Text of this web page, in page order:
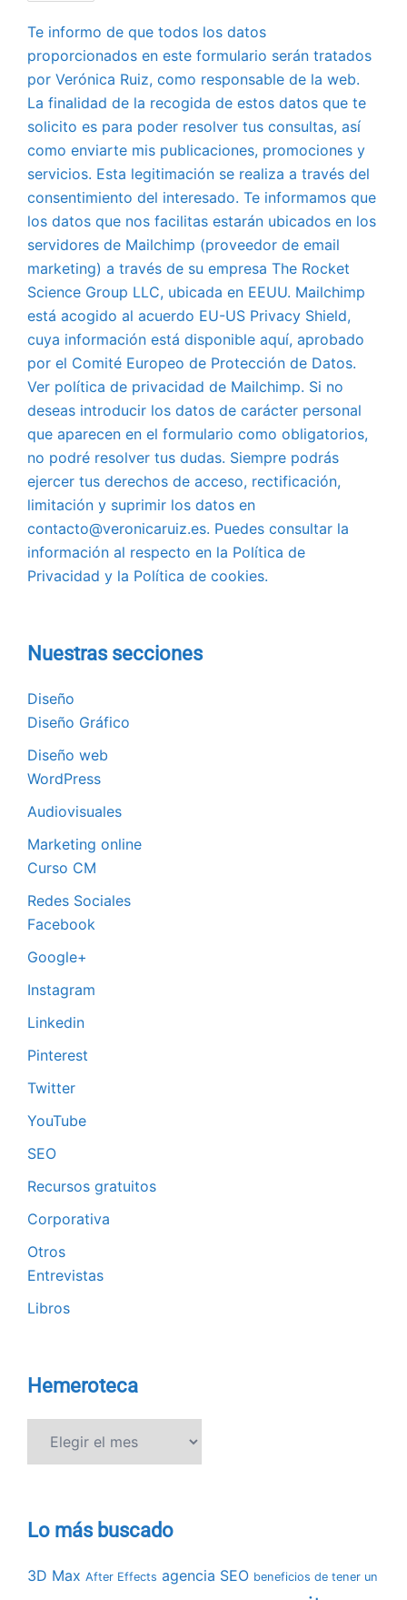
Te informo de que todos los datos
proporcionados en este formulario serán tratados
por Verónica Ruiz, como responsable de la web.
La finalidad de la recogida de estos datos que te
solicito es para poder resolver tus consultas, así
como enviarte mis publicaciones, promociones y
servicios. Esta legitimación se realiza a través del
consentimiento del interesado. Te informamos que
los datos que nos facilitas estarán ubicados en los
servidores de Mailchimp (proveedor de email
marketing) a través de su empresa The Rocket
Science Group LLC, ubicada en EEUU. Mailchimp
está acogido al acuerdo EU-US Privacy Shield,
cuya información está disponible aquí, aprobado
por el Comité Europeo de Protección de Datos.
Ver política de privacidad de Mailchimp. Si no
deseas introducir los datos de carácter personal
que aparecen en el formulario como obligatorios,
no podré resolver tus dudas. Siempre podrás
ejercer tus derechos de acceso, rectificación,
limitación y suprimir los datos en
contacto@veronicaruiz.es. Puedes consultar la
información al respecto en la Política de
Privacidad y la Política de cookies.
Nuestras secciones
Diseño
Diseño Gráfico
Diseño web
WordPress
Audiovisuales
Marketing online
Curso CM
Redes Sociales
Facebook
Google+
Instagram
Linkedin
Pinterest
Twitter
YouTube
SEO
Recursos gratuitos
Corporativa
Otros
Entrevistas
Libros
Hemeroteca
Lo más buscado
3D Max After Effects agencia SEO beneficios de tener un